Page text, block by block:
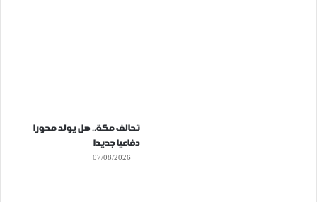
تحالف مكة.. هل يولد محورا
دفاعيا جديدا
07/08/2026